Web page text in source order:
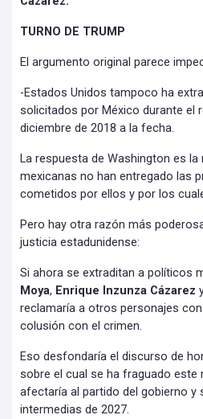
TURNO DE TRUMP
El argumento original parece
-Estados Unidos tampoco ha
solicitados por México durante el
diciembre de 2018 a la fecha.
La respuesta de Washington es
mexicanas no han entregado las
cometidos por ellos y por los
Pero hay otra razón más
justicia estadunidense:
Si ahora se extraditan a políticos
Moya, Enrique Inzunza Cázarez
reclamaría a otros personajes
colusión con el crimen.
Eso desfondaría el discurso de
sobre el cual se ha fraguado este
afectaría al partido del gobierno y
intermedias de 2027.